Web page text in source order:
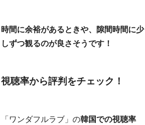
時間に余裕があるときや、隙間時間に少
しずつ観るのが良さそうです！
視聴率から評判をチェック！
「ワンダフルラブ」の韓国での視聴率